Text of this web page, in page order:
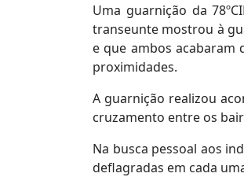
Uma guarnição da
transeunte mostrou à
e que ambos
proximidades.
A guarnição realizou
cruzamento entre os
Na busca pessoal aos
deflagradas em cada